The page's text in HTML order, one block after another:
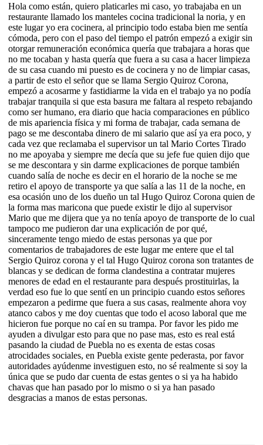
Hola como están, quiero platicarles mi caso, yo trabajaba en un
restaurante llamado los manteles cocina tradicional la noria, y en
este lugar yo era cocinera, al principio todo estaba bien me sentía
cómoda, pero con el paso del tiempo el patrón empezó a exigir sin
otorgar remuneración económica quería que trabajara a horas que
no me tocaban y hasta quería que fuera a su casa a hacer limpieza
de su casa cuando mi puesto es de cocinera y no de limpiar casas,
a partir de esto el señor que se llama Sergio Quiroz Corona,
empezó a acosarme y fastidiarme la vida en el trabajo ya no podía
trabajar tranquila si que esta basura me faltara al respeto rebajando
como ser humano, era diario que hacia comparaciones en público
de mis apariencia física y mi forma de trabajar, cada semana de
pago se me descontaba dinero de mi salario que así ya era poco, y
cada vez que reclamaba el supervisor un tal Mario Cortes Tirado
no me apoyaba y siempre me decía que su jefe fue quien dijo que
se me descontara y sin darme explicaciones de porque también
cuando salía de noche es decir en el horario de la noche se me
retiro el apoyo de transporte ya que salía a las 11 de la noche, en
esa ocasión uno de los dueño un tal Hugo Quiroz Corona quien de
la forma mas maricona que puede existir le dijo al supervisor
Mario que me dijera que ya no tenía apoyo de transporte de lo cual
tampoco me pudieron dar una explicación de por qué,
sinceramente tengo miedo de estas personas ya que por
comentarios de trabajadores de este lugar me entere que el tal
Sergio Quiroz corona y el tal Hugo Quiroz corona son tratantes de
blancas y se dedican de forma clandestina a contratar mujeres
menores de edad en el restaurante para después prostituirlas, la
verdad eso fue lo que sentí en un principio cuando estos señores
empezaron a pedirme que fuera a sus casas, realmente ahora voy
atanco cabos y me doy cuentas que todo el acoso laboral que me
hicieron fue porque no caí en su trampa. Por favor les pido me
ayuden a divulgar esto para que no pase mas, esto es real está
pasando la ciudad de Puebla no es exenta de estas cosas
atrocidades sociales, en Puebla existe gente pederasta, por favor
autoridades ayúdenme investiguen esto, no sé realmente si soy la
única que se pudo dar cuenta de estas gentes o si ya ha habido
chavas que han pasado por lo mismo o si ya han pasado
desgracias a manos de estas personas.